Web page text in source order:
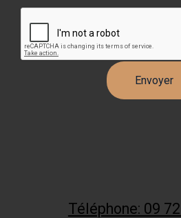
Téléphone: 09